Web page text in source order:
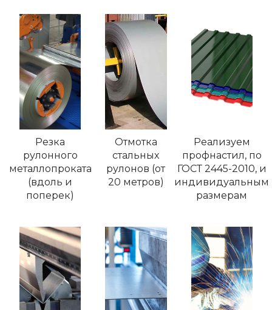
Резка
рулонного
металлопроката
(вдоль и
поперек)
Отмотка
стальных
рулонов (от
20 метров)
Реализуем
профнастил, по
ГОСТ 2445-2010, и
индивидуальным
размерам